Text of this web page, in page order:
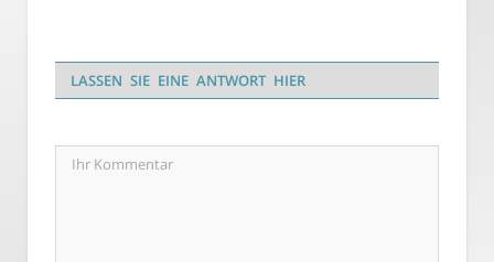
LASSEN SIE EINE ANTWORT HIER